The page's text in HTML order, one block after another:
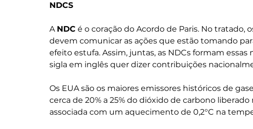
NDCS
A NDC é o coração do Acordo de Paris. No tratado,
devem comunicar as ações que estão tomando
efeito estufa. Assim, juntas, as NDCs formam
sigla em inglês quer dizer contribuições
Os EUA são os maiores emissores históricos de
cerca de 20% a 25% do dióxido de carbono
associada com um aquecimento de 0,2°C na